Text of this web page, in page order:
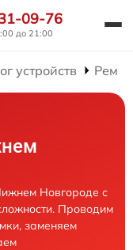
09-76
до 21:00
устройств
Новгороде с
Проводим
заменяем